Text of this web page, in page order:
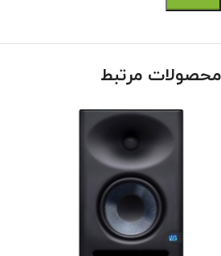
محصولات مرتبط